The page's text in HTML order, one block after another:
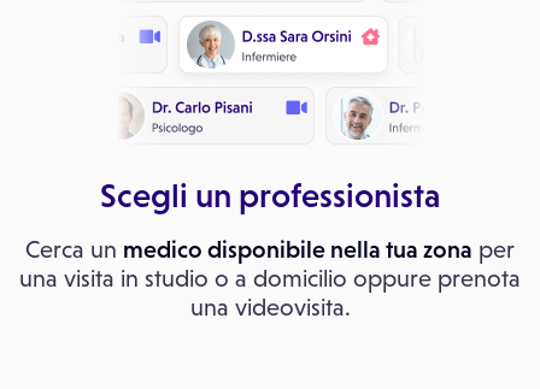
Scegli un professionista
Cerca un medico disponibile nella tua zona per
una visita in studio o a domicilio oppure prenota
una videovisita.